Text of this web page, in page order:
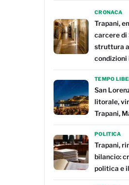
CRONACA
Trapani,
carcere di
struttura
condizioni
TEMPO
San
litorale,
Trapani,
POLITICA
Trapani,
bilancio:
politica e